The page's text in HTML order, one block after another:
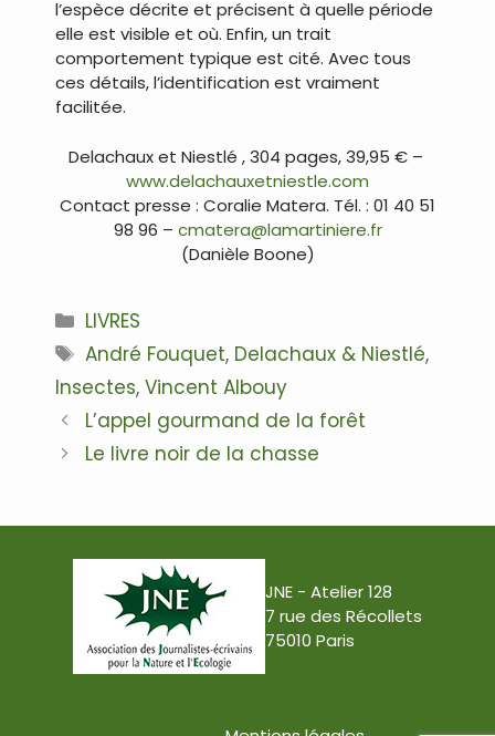
l’espèce décrite et précisent à quelle période
elle est visible et où. Enfin, un trait
comportement typique est cité. Avec tous
ces détails, l’identification est vraiment
facilitée.
Delachaux et Niestlé , 304 pages, 39,95 € –
www.delachauxetniestle.com
Contact presse : Coralie Matera. Tél. : 01 40 51
98 96 – cmatera@lamartiniere.fr
(Danièle Boone)
Catégories
LIVRES
Étiquettes
André Fouquet, Delachaux & Niestlé,
Insectes, Vincent Albouy
Navigation
des
L’appel gourmand de la forêt
Le livre noir de la chasse
JNE - Atelier 128
7 rue des Récollets
75010 Paris